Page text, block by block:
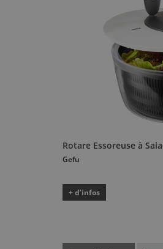
Rotare Essoreuse à
Gefu
+ d’infos